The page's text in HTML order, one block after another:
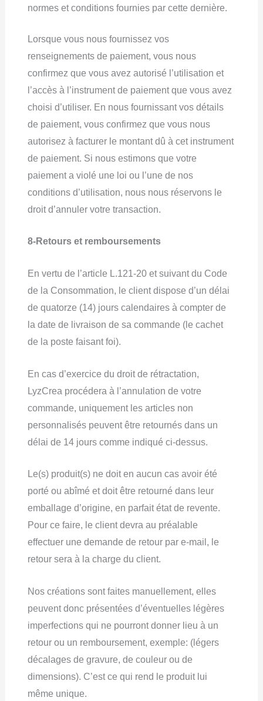
normes et conditions fournies par cette dernière.
Lorsque vous nous fournissez vos
renseignements de paiement, vous nous
confirmez que vous avez autorisé l’utilisation et
l’accès à l’instrument de paiement que vous avez
choisi d’utiliser. En nous fournissant vos détails
de paiement, vous confirmez que vous nous
autorisez à facturer le montant dû à cet instrument
de paiement. Si nous estimons que votre
paiement a violé une loi ou l’une de nos
conditions d’utilisation, nous nous réservons le
droit d’annuler votre transaction.
8-Retours et remboursements
En vertu de l’article L.121-20 et suivant du Code
de la Consommation, le client dispose d’un délai
de quatorze (14) jours calendaires à compter de
la date de livraison de sa commande (le cachet
de la poste faisant foi).
En cas d’exercice du droit de rétractation,
LyzCrea procédera à l’annulation de votre
commande, uniquement les articles non
personnalisés peuvent être retournés dans un
délai de 14 jours comme indiqué ci-dessus.
Le(s) produit(s) ne doit en aucun cas avoir été
porté ou abîmé et doit être retourné dans leur
emballage d’origine, en parfait état de revente.
Pour ce faire, le client devra au préalable
effectuer une demande de retour par e-mail, le
retour sera à la charge du client.
Nos créations sont faites manuellement, elles
peuvent donc présentées d’éventuelles légères
imperfections qui ne pourront donner lieu à un
retour ou un remboursement, exemple: (légers
décalages de gravure, de couleur ou de
dimensions). C’est ce qui rend le produit lui
même unique.